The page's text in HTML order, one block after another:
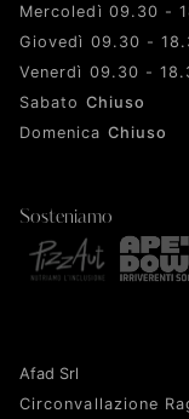
Mercoledì 09.30 -
Giovedì 09.30 -
Venerdì 09.30 -
Sabato Chiuso
Domenica Chiuso
Sosteniamo
Afad Srl
Circonvallazione